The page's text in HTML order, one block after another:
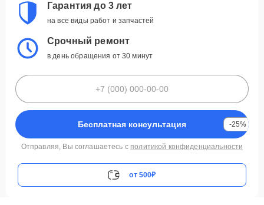
Гарантия до 3 лет
на все виды работ и запчастей
Срочный ремонт
в день обращения от 30 минут
Бесплатная консультация -25%
Отправляя, Вы соглашаетесь с политикой конфиденциальности
от 500₽